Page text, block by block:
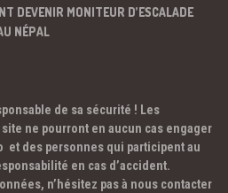
DEVENIR MONITEUR D’ESCALADE
NÉPAL
de sa sécurité ! Les
ne pourront en aucun cas engager
et des personnes qui participent au
en cas d’accident.
n’hésitez pas à nous contacter